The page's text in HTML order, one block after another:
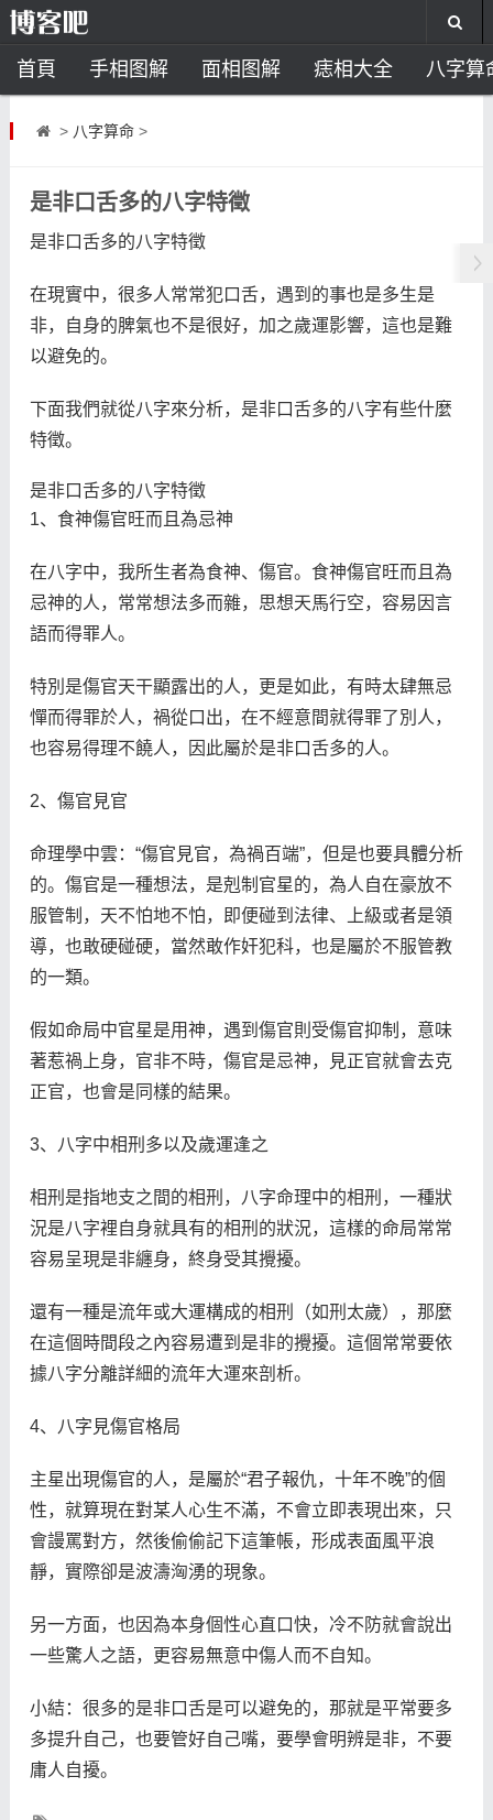
首頁 手相图解 面相图解 痣相大全 八字算
风水开运 助运饰品
> 八字算命>
是非口舌多的八字特徵
是非口舌多的八字特徵
在現實中，很多人常常犯口舌，遇到的事也是多生是
非，自身的脾氣也不是很好，加之歲運影響，這也是難
以避免的。
下面我們就從八字來分析，是非口舌多的八字有些什麼
特徵。
是非口舌多的八字特徵
1、食神傷官旺而且為忌神
在八字中，我所生者為食神、傷官。食神傷官旺而且為
忌神的人，常常想法多而雜，思想天馬行空，容易因言
語而得罪人。
特別是傷官天干顯露出的人，更是如此，有時太肆無忌
憚而得罪於人，禍從口出，在不經意間就得罪了別人，
也容易得理不饒人，因此屬於是非口舌多的人。
2、傷官見官
命理學中雲：“傷官見官，為禍百端”，但是也要具體分析
的。傷官是一種想法，是剋制官星的，為人自在豪放不
服管制，天不怕地不怕，即便碰到法律、上級或者是領
導，也敢硬碰硬，當然敢作奸犯科，也是屬於不服管教
的一類。
假如命局中官星是用神，遇到傷官則受傷官抑制，意味
著惹禍上身，官非不時，傷官是忌神，見正官就會去克
正官，也會是同樣的結果。
3、八字中相刑多以及歲運逢之
相刑是指地支之間的相刑，八字命理中的相刑，一種狀
況是八字裡自身就具有的相刑的狀況，這樣的命局常常
容易呈現是非纏身，終身受其攪擾。
還有一種是流年或大運構成的相刑（如刑太歲），那麼
在這個時間段之內容易遭到是非的攪擾。這個常常要依
據八字分離詳細的流年大運來剖析。
4、八字見傷官格局
主星出現傷官的人，是屬於“君子報仇，十年不晚”的個
性，就算現在對某人心生不滿，不會立即表現出來，只
會謾罵對方，然後偷偷記下這筆帳，形成表面風平浪
靜，實際卻是波濤洶湧的現象。
另一方面，也因為本身個性心直口快，冷不防就會說出
一些驚人之語，更容易無意中傷人而不自知。
小結：很多的是非口舌是可以避免的，那就是平常要多
多提升自己，也要管好自己嘴，要學會明辨是非，不要
庸人自擾。